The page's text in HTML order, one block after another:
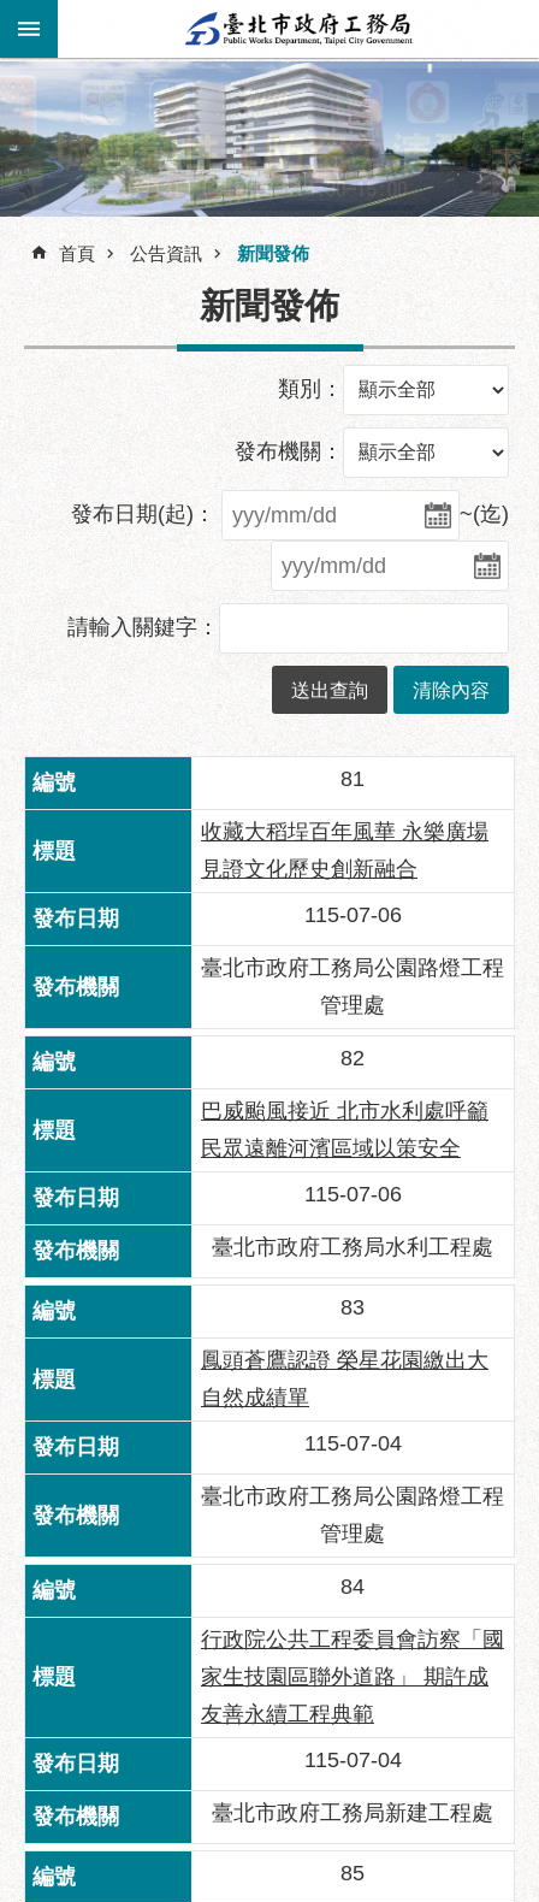
跳到主要內容區塊
進
階
搜
公
告
資
訊
服
關
介
務
訊
政
府
訊
公
開
優
良
事
蹟
影
音
專
性
主
流
化
性
騷
擾
防
廉
政
園
地
便
民
務
路
挖
掘
資
訊
首頁 公告資訊 新聞發佈
新聞發佈
類別：
發布機關：
發布日期(起)： ~(迄)
請輸入關鍵字：
81
收藏大稻埕百年風華 永樂廣場
見證文化歷史創新融合
115-07-06
臺北市政府工務局公園路燈工程
管理處
82
巴威颱風接近 北市水利處呼籲
民眾遠離河濱區域以策安全
115-07-06
臺北市政府工務局水利工程處
83
鳳頭蒼鷹認證 榮星花園繳出大
自然成績單
115-07-04
臺北市政府工務局公園路燈工程
管理處
84
行政院公共工程委員會訪察「國
家生技園區聯外道路」 期許成
友善永續工程典範
115-07-04
臺北市政府工務局新建工程處
85